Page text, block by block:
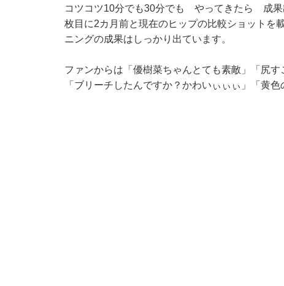
コツコツ10分でも30分でも やってきたら 成果
枚目に2カ月前と現在のヒップの比較ショットを
ニングの成果はしっかり出ています。
ファンからは「優樹菜ちゃんとても素敵」「尻
「ブリーチしたんですか？かわいぃぃぃ」「黄